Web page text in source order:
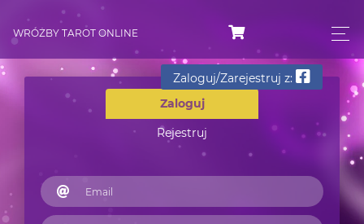
WRÓŻBY TAROT ONLINE
Zaloguj
Rejestruj
Zaloguj/Zarejestruj z: